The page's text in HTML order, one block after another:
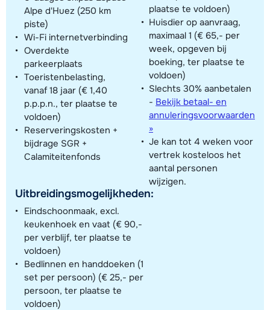
Alpe d'Huez (250 km
piste)
Wi-Fi internetverbinding
Overdekte
parkeerplaats
Toeristenbelasting,
vanaf 18 jaar (€ 1,40
p.p.p.n., ter plaatse te
voldoen)
Reserveringskosten +
bijdrage SGR +
Calamiteitenfonds
Uitbreidingsmogelijkheden:
Eindschoonmaak, excl.
keukenhoek en vaat (€ 90,-
per verblijf, ter plaatse te
voldoen)
Bedlinnen en handdoeken (1
set per persoon) (€ 25,- per
persoon, ter plaatse te
voldoen)
plaatse te voldoen)
Huisdier op aanvraag,
maximaal 1 (€ 65,- per
week, opgeven bij
boeking, ter plaatse te
voldoen)
Slechts 30% aanbetalen
- Bekijk betaal- en
annuleringsvoorwaarden
»
Je kan tot 4 weken voor
vertrek kosteloos het
aantal personen
wijzigen.